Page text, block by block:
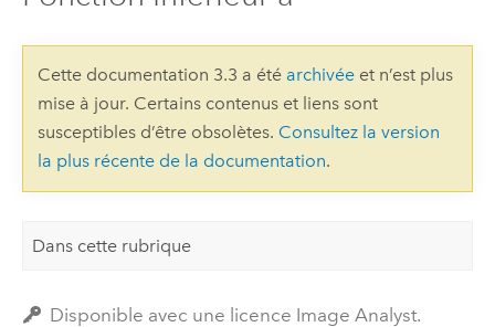
Cette documentation 3.3 a été archivéeet n’est plus
mise à jour. Certains contenus et liens sont
susceptibles d’être obsolètes. Consultez la version
la plus récente de la documentation.
Dans cette rubrique
Disponible avec une licence Image Analyst.